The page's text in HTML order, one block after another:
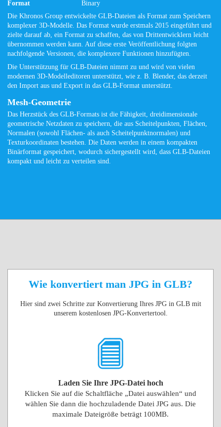
Format
Binary
Die Khronos Group entwickelte GLB-Dateien als Format zum Speichern
komplexer 3D-Modelle. Das Format wurde erstmals 2015 eingeführt und
zielte darauf ab, ein Format zu schaffen, das von Drittentwicklern leicht
übernommen werden kann. Auf diese erste Veröffentlichung folgten
nachfolgende Versionen, die komplexere Funktionen hinzufügten.
Die Unterstützung für GLB-Dateien nimmt zu und wird von vielen
modernen 3D-Modelleditoren unterstützt, wie z. B. Blender, das derzeit
den Import aus und Export in das GLB-Format unterstützt.
Mesh-Geometrie
Das Herzstück des GLB-Formats ist die Fähigkeit, dreidimensionale
geometrische Netzdaten zu speichern, die aus Scheitelpunkten, Flächen,
Normalen (sowohl Flächen- als auch Scheitelpunktnormalen) und
Texturkoordinaten bestehen. Die Daten werden in einem kompakten
Binärformat gespeichert, wodurch sichergestellt wird, dass GLB-Dateien
kompakt und leicht zu verteilen sind.
Wie konvertiert man JPG in GLB?
Hier sind zwei Schritte zur Konvertierung Ihres JPG in GLB mit
unserem kostenlosen JPG-Konvertertool.
Laden Sie Ihre JPG-Datei hoch
Klicken Sie auf die Schaltfläche „Datei auswählen“ und
wählen Sie dann die hochzuladende Datei JPG aus. Die
maximale Dateigröße beträgt 100MB.